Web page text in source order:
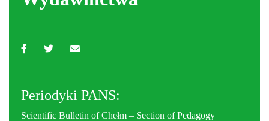
Periodyki PANS:
Scientific Bulletin of Chełm – Section of Pedagogy